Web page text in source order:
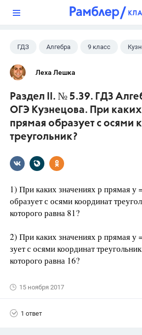
ГДЗ Алгебра 9 класс
Леха Лешка
Раздел II. № 5.39. ГДЗ
ОГЭ Кузнецова. При
прямая образует с осями
треугольник?
1) При каких значениях р прямая у
образует с осями координат
которого равна 81?
2) При каких значениях р прямая у
зует с осями координат
которого равна 16?
15 ноября 2017
1 ответ